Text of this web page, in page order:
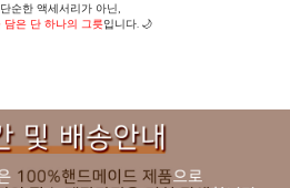
순한 액세서리가 아닌,
담은 단 하나의 그릇입니다. 🌙